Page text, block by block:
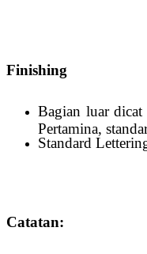
Finishing
Bagian luar dicat
Pertamina,
Standard
Catatan: